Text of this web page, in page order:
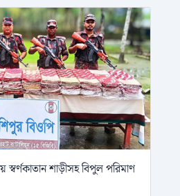
স্বর্ণকাতান শাড়ীসহ বিপুল পরিমাণ